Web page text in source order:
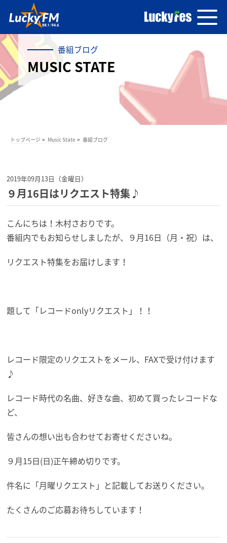
番組ブログ
MUSIC STATE
トップページ Music State 番組ブログ
2019年09月13日（金曜日）
９月16日はリクエスト特集♪
こんにちは！木村さおりです。
番組内でもお知らせしましたが、９月16日（月・祝）は、
リクエスト特集をお届けします！
題して「レコードonlyリクエスト」！！
レコード限定のリクエストをメール、FAXで受け付けます
♪
レコード時代の名曲、好きな曲、初めて買ったレコードな
ど、
皆さんの想い出も合わせてお寄せくださいね。
９月15日(日)正午締め切りです。
件名に「月曜リクエスト」と記載してお送りください。
たくさんのご応募お待ちしています！